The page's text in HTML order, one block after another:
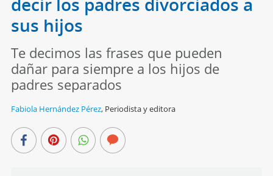
sus hijos
Te decimos las frases que pueden
dañar para siempre a los hijos de
padres separados
Fabiola Hernández Pérez, Periodista y editora